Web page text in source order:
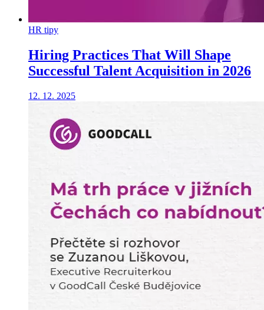
HR tipy
Hiring Practices That Will Shape
Successful Talent Acquisition in 2026
12. 12. 2025